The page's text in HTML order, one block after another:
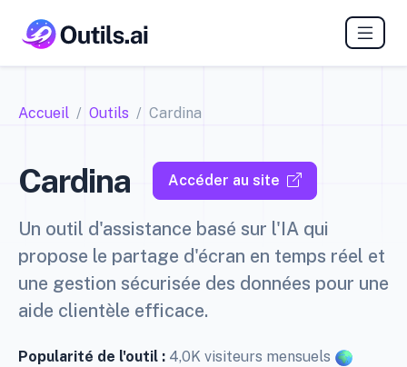
Accueil Outils Cardina
Cardina Accéder au site
Un outil d'assistance basé sur l'IA qui
propose le partage d'écran en temps réel et
une gestion sécurisée des données pour une
aide clientèle efficace.
Popularité de l'outil : 4,0K visiteurs mensuels